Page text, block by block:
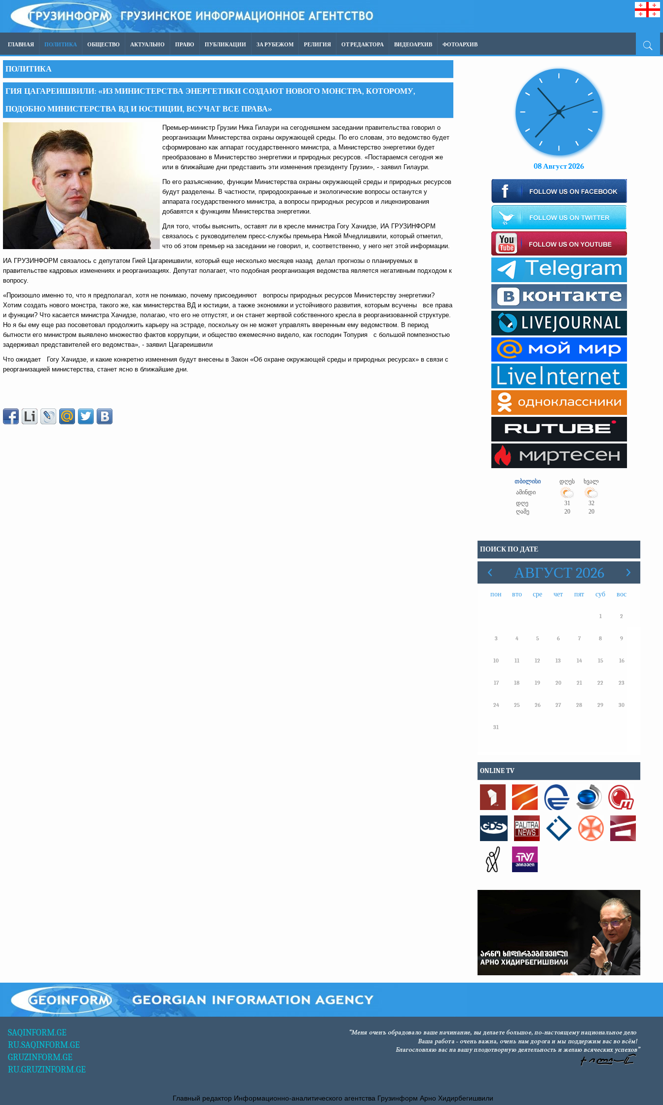
ГЛАВНАЯ ПОЛИТИКА ОБЩЕСТВО АКТУАЛЬНО ПРАВО ПУБЛИКАЦИИ ЗА РУБЕЖОМ РЕЛИГИЯ ОТ РЕДАКТОРА ВИДЕОАРХИВ ФОТОАРХИВ
ПОЛИТИКА
ГИЯ ЦАГАРЕИШВИЛИ: «ИЗ МИНИСТЕРСТВА ЭНЕРГЕТИКИ СОЗДАЮТ НОВОГО МОНСТРА, КОТОРОМУ,
ПОДОБНО МИНИСТЕРСТВА ВД И ЮСТИЦИИ, ВСУЧАТ ВСЕ ПРАВА»
Премьер-министр Грузии Ника Гилаури на сегодняшнем заседании правительства говорил о
реорганизации Министерства охраны окружающей среды. По его словам, это ведомство будет
сформировано как аппарат государственного министра, а Министерство энергетики будет
преобразовано в Министерство энергетики и природных ресурсов. «Постараемся сегодня же
или в ближайшие дни представить эти изменения президенту Грузии», - заявил Гилаури.
По его разъяснению, функции Министерства охраны окружающей среды и природных ресурсов
будут разделены. В частности, природоохранные и экологические вопросы останутся у
аппарата государственного министра, а вопросы природных ресурсов и лицензирования
добавятся к функциям Министерства энергетики.
Для того, чтобы выяснить, оставят ли в кресле министра Гогу Хачидзе, ИА ГРУЗИНФОРМ
связалось с руководителем пресс-службы премьера Никой Мчедлишвили, который отметил,
что об этом премьер на заседании не говорил, и, соответственно, у него нет этой информации.
ИА ГРУЗИНФОРМ связалось с депутатом Гией Цагареишвили, который еще несколько месяцев назад делал прогнозы о планируемых в
правительстве кадровых изменениях и реорганизациях. Депутат полагает, что подобная реорганизация ведомства является негативным подходом к
вопросу.
«Произошло именно то, что я предполагал, хотя не понимаю, почему присоединяют вопросы природных ресурсов Министерству энергетики?
Хотим создать нового монстра, такого же, как министерства ВД и юстиции, а также экономики и устойчивого развития, которым всучены все права
и функции? Что касается министра Хачидзе, полагаю, что его не отпустят, и он станет жертвой собственного кресла в реорганизованной структуре.
Но я бы ему еще раз посоветовал продолжить карьеру на эстраде, поскольку он не может управлять вверенным ему ведомством. В период
бытности его министром выявлено множество фактов коррупции, и общество ежемесячно видело, как господин Топурия с большой помпезностью
задерживал представителей его ведомства», - заявил Цагареишвили
Что ожидает Гогу Хачидзе, и какие конкретно изменения будут внесены в Закон «Об охране окружающей среды и природных ресурсах» в связи с
реорганизацией министерства, станет ясно в ближайшие дни.
08 Август 2026
თბილისი დღეს
ხვალ
ამინდი
დღე
31
32
ღამე
20 20
ПОИСК ПО ДАТЕ
АВГУСТ 2026
пон вто сре чет пят суб вос
1 2
3 4 5 6 7 8 9
10 11 12 13 14 15 16
17 18 19 20 21 22 23
24 25 26 27 28 29 30
31
ONLINE TV
SAQINFORM.GE
RU.SAQINFORM.GE
GRUZINFORM.GE
RU.GRUZINFORM.GE
Главный редактор Информационно-аналитического агентства Грузинформ Арно Хидирбегишвили